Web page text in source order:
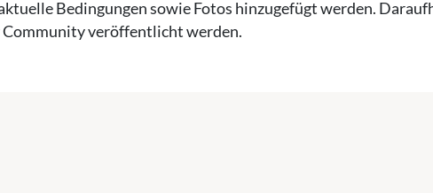
Bedingungen sowie Fotos hinzugefügt werden.
Community veröffentlicht werden.